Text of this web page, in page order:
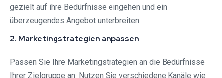
gezielt auf ihre Bedürfnisse eingehen und ein
überzeugendes Angebot unterbreiten.
2. Marketingstrategien anpassen
Passen Sie Ihre Marketingstrategien an die Bedürfnisse
Ihrer Zielgruppe an. Nutzen Sie verschiedene Kanäle wie